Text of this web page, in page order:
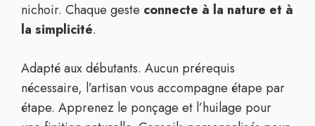
nichoir. Chaque geste connecte à la nature et à
la simplicité.
Adapté aux débutants. Aucun prérequis
nécessaire, l’artisan vous accompagne étape par
étape. Apprenez le ponçage et l’huilage pour